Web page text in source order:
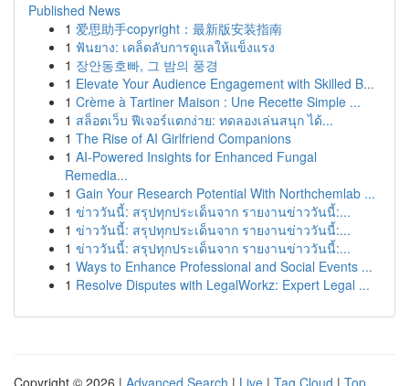
Published News
1 爱思助手copyright：最新版安装指南
1 ฟันยาง: เคล็ดลับการดูแลให้แข็งแรง
1 장안동호빠, 그 밤의 풍경
1 Elevate Your Audience Engagement with Skilled B...
1 Crème à Tartiner Maison : Une Recette Simple ...
1 สล็อตเว็บ ฟีเจอร์แตกง่าย: ทดลองเล่นสนุก ได้...
1 The Rise of AI Girlfriend Companions
1 AI-Powered Insights for Enhanced Fungal
Remedia...
1 Gain Your Research Potential With Northchemlab ...
1 ข่าววันนี้: สรุปทุกประเด็นจาก รายงานข่าววันนี้:...
1 ข่าววันนี้: สรุปทุกประเด็นจาก รายงานข่าววันนี้:...
1 ข่าววันนี้: สรุปทุกประเด็นจาก รายงานข่าววันนี้:...
1 Ways to Enhance Professional and Social Events ...
1 Resolve Disputes with LegalWorkz: Expert Legal ...
Copyright © 2026 | Advanced Search | Live | Tag Cloud | Top